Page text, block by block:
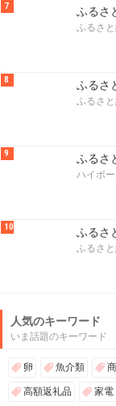
7 ふるさ
ふるさ
8 ふるさ
ふるさ
9 ふるさ
ハイボ
10 ふるさ
ふるさ
人気のキーワード
いま話題のキーワード
卵 魚介類
高額返礼品 家電